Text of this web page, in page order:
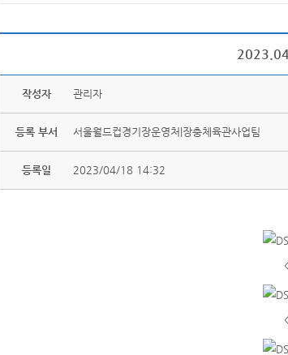
작성자 관리자
등록 부서 서울월드컵경기장운영처|장충체육관사업팀
등록일 2023/04/18 14:32